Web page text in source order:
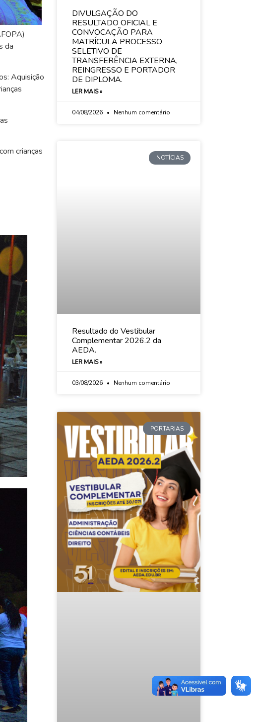
da
Aquisição
crianças
DIVULGAÇÃO DO
RESULTADO OFICIAL E
CONVOCAÇÃO PARA
MATRÍCULA PROCESSO
SELETIVO DE
TRANSFERÊNCIA EXTERNA,
REINGRESSO E PORTADOR
DE DIPLOMA.
LER MAIS »
04/08/2026 Nenhum comentário
NOTÍCIAS
Resultado do Vestibular
Complementar 2026.2 da
AEDA.
LER MAIS »
03/08/2026 Nenhum comentário
PORTARIAS